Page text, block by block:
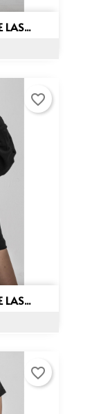
LAS...
LAS...
favorite_border
favorite_border